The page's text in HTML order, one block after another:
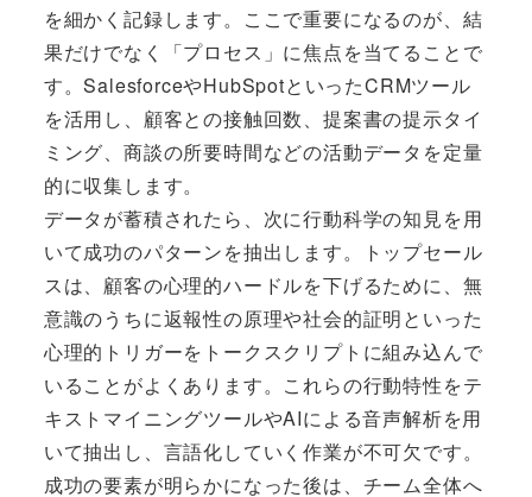
を細かく記録します。ここで重要になるのが、結
果だけでなく「プロセス」に焦点を当てることで
す。SalesforceやHubSpotといったCRMツール
を活用し、顧客との接触回数、提案書の提示タイ
ミング、商談の所要時間などの活動データを定量
的に収集します。
データが蓄積されたら、次に行動科学の知見を用
いて成功のパターンを抽出します。トップセール
スは、顧客の心理的ハードルを下げるために、無
意識のうちに返報性の原理や社会的証明といった
心理的トリガーをトークスクリプトに組み込んで
いることがよくあります。これらの行動特性をテ
キストマイニングツールやAIによる音声解析を用
いて抽出し、言語化していく作業が不可欠です。
成功の要素が明らかになった後は、チーム全体へ